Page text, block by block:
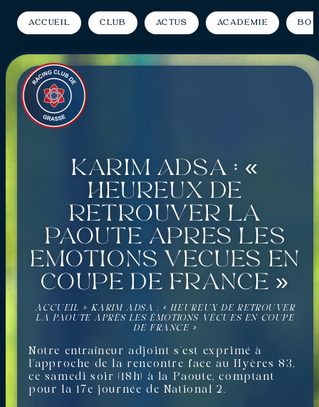
Accueil Club Actus Académie
Karim Adsa : «
Heureux de
retrouver la
Paoute après les
émotions vécues en
Coupe de France »
ACCUEIL » KARIM ADSA : « HEUREUX DE RETROUVER
LA PAOUTE APRÈS LES ÉMOTIONS VÉCUES EN COUPE
DE FRANCE »
Notre entraîneur adjoint s’est exprimé à
l’approche de la rencontre face au Hyères 83,
ce samedi soir (18h) à la Paoute, comptant
pour la 17e journée de National 2.